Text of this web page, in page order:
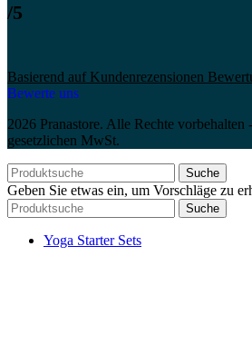
/5
Basierend auf Kundenrezensionen
Bewerte uns
2026 Pranastore. Alle Rechte
gesetzlichen MwSt.
Suche
Geben Sie etwas ein, um Vorschläge zu
Suche
Yoga Starter Sets